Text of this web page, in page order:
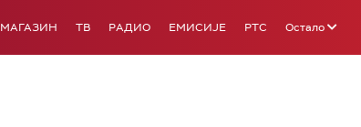
МАГАЗИН ТВ РАДИО ЕМИСИЈЕ РТС Остало